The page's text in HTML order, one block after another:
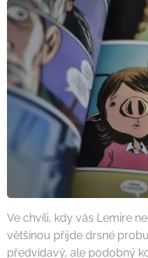
Ve chvíli, kdy vás Lemire
většinou přijde drsné
předvídavý, ale podobný